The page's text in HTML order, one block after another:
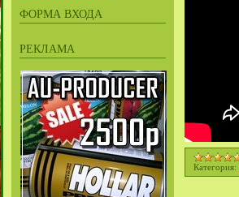
ФОРМА ВХОДА
РЕКЛАМА
Категория: